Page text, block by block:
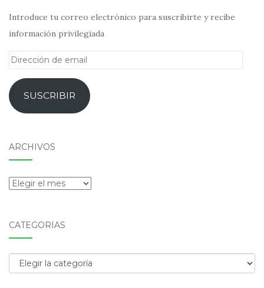
Introduce tu correo electrónico para suscribirte y recibe
información privilegiada
Dirección
emailSUSCRIBIR
ARCHIVOS
Archivos
CATEGORÍAS
Categorías